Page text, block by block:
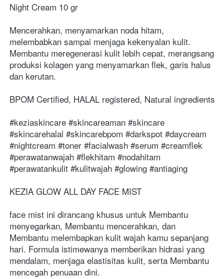
Night Cream 10 gr
Mencerahkan, menyamarkan noda hitam,
melembabkan sampai menjaga kekenyalan kulit.
Membantu meregenerasi kulit lebih cepat, merangsang
produksi kolagen yang menyamarkan flek, garis halus
dan kerutan.
BPOM Certified, HALAL registered, Natural ingredients
#keziaskincare #skincareaman #skincare
#skincarehalal #skincarebpom #darkspot #daycream
#nightcream #toner #facialwash #serum #creamflek
#perawatanwajah #flekhitam #nodahitam
#perawatankulit #kulitwajah #glowing #antiaging
KEZIA GLOW ALL DAY FACE MIST
face mist ini dirancang khusus untuk Membantu
menyegarkan, Membantu mencerahkan, dan
Membantu melembapkan kulit wajah kamu sepanjang
hari. Formula istimewanya memberikan hidrasi yang
mendalam, menjaga elastisitas kulit, serta Membantu
mencegah penuaan dini.